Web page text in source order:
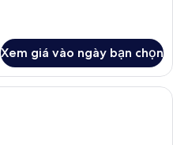
Xem giá vào ngày bạn chọn
Bộ đồ giường cao cấp, minibar, két